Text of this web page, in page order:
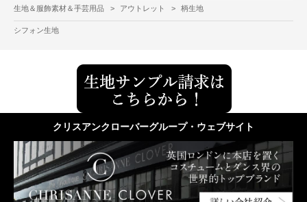
生地＆服飾素材＆手芸用品 > アウトレット > 柄生地
シフォン生地
クリスアンクローバーグループ・ウェブサイト